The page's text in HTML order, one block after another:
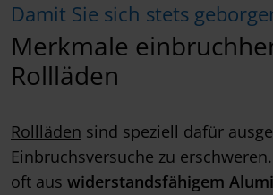
Damit Sie sich stets
Merkmale
Rollläden
Rollläden sind speziell dafür
Einbruchsversuche zu
oft aus widerstandsfähigem